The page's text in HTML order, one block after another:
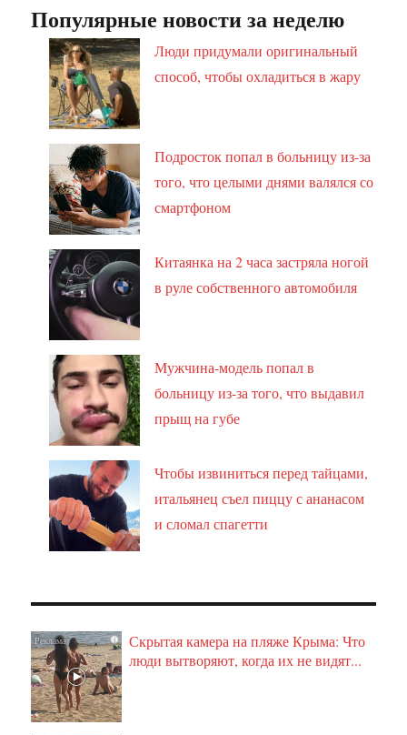
Популярные новости за неделю
Люди придумали оригинальный
способ, чтобы охладиться в жару
Подросток попал в больницу из-за
того, что целыми днями валялся со
смартфоном
Китаянка на 2 часа застряла ногой
в руле собственного автомобиля
Мужчина-модель попал в
больницу из-за того, что выдавил
прыщ на губе
Чтобы извиниться перед тайцами,
итальянец съел пиццу с ананасом
и сломал спагетти
i
Скрытая камера на пляже Крыма: Что
люди вытворяют, когда их не видят...